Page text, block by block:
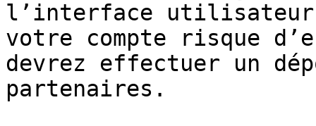
l’interface utilisateur
votre compte risque
devrez effectuer un
partenaires.